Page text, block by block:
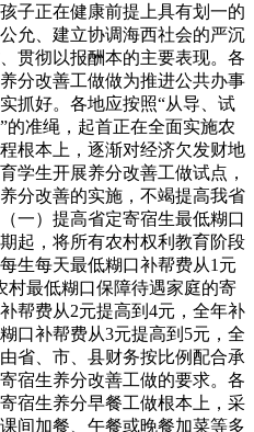
子正在健康前提上具有划一的
允、建立协调海西社会的严沉
贯彻以报酬本的主要表现。各
分改善工做做为推进公共办事
抓好。各地应按照“从导、试
的准绳，起首正在全面实施农
根本上，逐渐对经济欠发财地
学生开展养分改善工做试点，
分改善的实施，不竭提高我省
一）提高省定寄宿生最低糊口
起，将所有农村权利教育阶段
生每天最低糊口补帮费从1元
村最低糊口保障待遇家庭的寄
帮费从2元提高到4元，全年补
口补帮费从3元提高到5元，全
省、市、县财务按比例配合承
宿生养分改善工做的要求。各
宿生养分早餐工做根本上，采
间加餐、午餐或晚餐加菜等多